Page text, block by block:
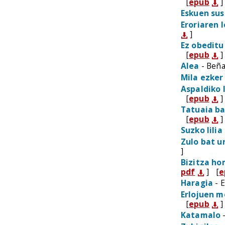
Eskuen
Eroriaren
]
Ez
[epub
]
Alea -
Mila ezker
Aspaldiko
[epub
]
Tatuaia
[epub
]
Suzko lilia
Zulo bat
]
Bizitza
pdf
] [
Haragia -
Erlojuen
[epub
]
Katamalo